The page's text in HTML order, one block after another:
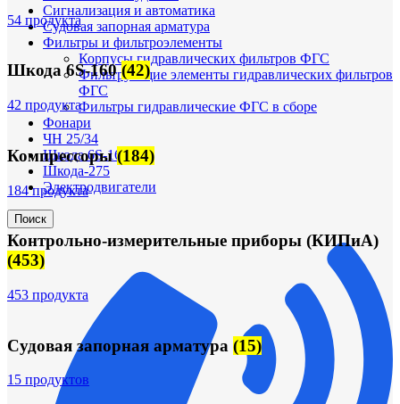
Сигнализация и автоматика
Судовая запорная арматура
Фильтры и фильтроэлементы
Корпусы гидравлических фильтров ФГС
Фильтрующие элементы гидравлических фильтров
ФГС
Фильтры гидравлические ФГС в сборе
Фонари
ЧН 25/34
Шкода 6S-160
Шкода-275
Электродвигатели
Поиск
54 продукта
Шкода 6S-160(42)
42 продукта
Компрессоры(184)
184 продукта
Контрольно-измерительные приборы (КИПиА)
(453)
453 продукта
Судовая запорная арматура (15)
15 продуктов